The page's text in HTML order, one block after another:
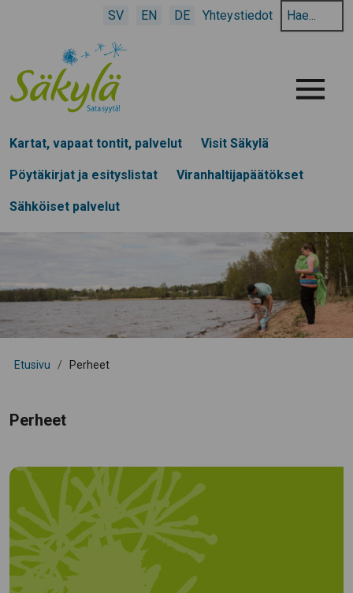
SV EN DE Yhteystiedot
Hae
hakusanalla:
Menu
Kartat, vapaat tontit, palvelut Visit Säkylä
Pöytäkirjat ja esityslistat Viranhaltijapäätökset
Sähköiset palvelut
Etusivu / Perheet
Perheet